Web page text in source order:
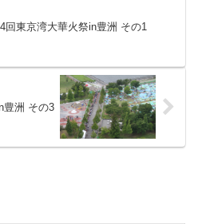
回東京湾大華火祭in豊洲 その1
豊洲 その3